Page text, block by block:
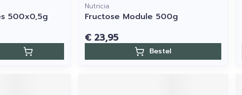
500x0,5g
Nutricia
Fructose Module 500g
€ 23,95
Bestel